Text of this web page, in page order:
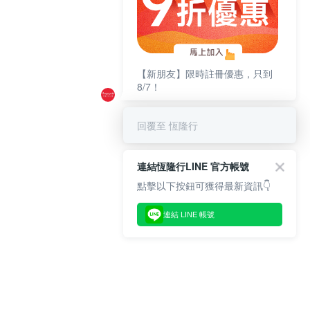
【新朋友】限時註冊優惠，只到
8/7！
回覆至 恆隆行
連結恆隆行LINE 官方帳號
點擊以下按鈕可獲得最新資訊👇
連結 LINE 帳號